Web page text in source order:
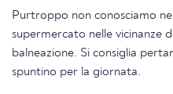
Purtroppo non conosciamo
supermercato nelle vicinanze
balneazione. Si consiglia
spuntino per la giornata.